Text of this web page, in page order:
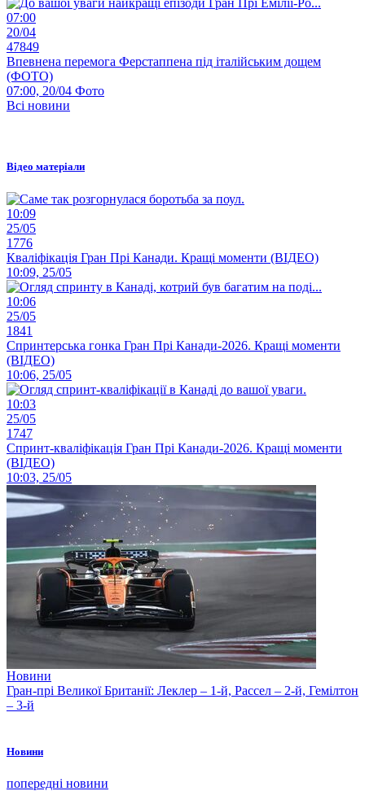
07:00
20/04
47849
Впевнена перемога Ферстаппена під італійським дощем
(ФОТО)
07:00, 20/04 Фото
Всі новини
Відео матеріали
10:09
25/05
1776
Кваліфікація Гран Прі Канади. Кращі моменти (ВІДЕО)
10:09, 25/05
10:06
25/05
1841
Спринтерська гонка Гран Прі Канади-2026. Кращі моменти
(ВІДЕО)
10:06, 25/05
10:03
25/05
1747
Спринт-кваліфікація Гран Прі Канади-2026. Кращі моменти
(ВІДЕО)
10:03, 25/05
Новини
Гран-прі Великої Британії: Леклер – 1-й, Рассел – 2-й, Гемілтон
– 3-й
Новини
попередні новини